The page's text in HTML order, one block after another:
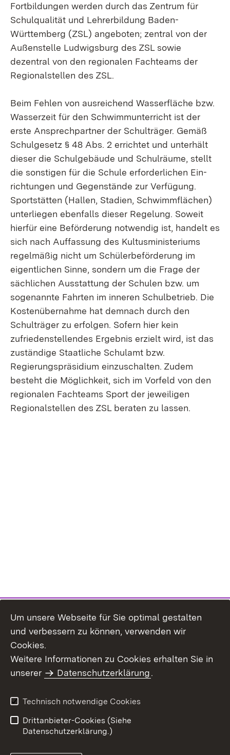
Fortbildungen werden durch das Zentrum für
Schulqualität und Lehrerbildung Baden-
Württemberg (ZSL) angeboten; zentral von der
Außenstelle Ludwigsburg des ZSL sowie
dezentral von den regionalen Fachteams der
Regionalstellen des ZSL.
Beim Fehlen von ausreichend Wasserfläche bzw.
Wasserzeit für den Schwimmunterricht ist der
erste Ansprechpartner der Schulträger. Gemäß
Schulgesetz § 48 Abs. 2 errichtet und unterhält
dieser die Schulgebäude und Schulräume, stellt
die sonstigen für die Schule erforderlichen Ein-
richtungen und Gegenstände zur Verfügung.
Sportstätten (Hallen, Stadien, Schwimmflächen)
unterliegen ebenfalls dieser Regelung. Soweit
hierfür eine Beförderung notwendig ist, handelt es
sich nach Auffassung des Kultusministeriums
regelmäßig nicht um Schülerbeförderung im
eigentlichen Sinne, sondern um die Frage der
sächlichen Ausstattung der Schulen bzw. um
sogenannte Fahrten im inneren Schulbetrieb. Die
Kostenübernahme hat demnach durch den
Schulträger zu erfolgen. Sofern hier kein
zufriedenstellendes Ergebnis erzielt wird, ist das
zuständige Staatliche Schulamt bzw.
Regierungspräsidium einzuschalten. Zudem
besteht die Möglichkeit, sich im Vorfeld von den
regionalen Fachteams Sport der jeweiligen
Regionalstellen des ZSL beraten zu lassen.
Benutzungshinweise
Erklärung zur
Um unsere Webseite für Sie optimal gestalten
und verbessern zu können, verwenden wir
Cookies.
Weitere Informationen zu Cookies erhalten Sie in
unserer
Datenschutzerklärung.
Technisch notwendige Cookies
Drittanbieter-Cookies (Siehe
Datenschutzerklärung.)